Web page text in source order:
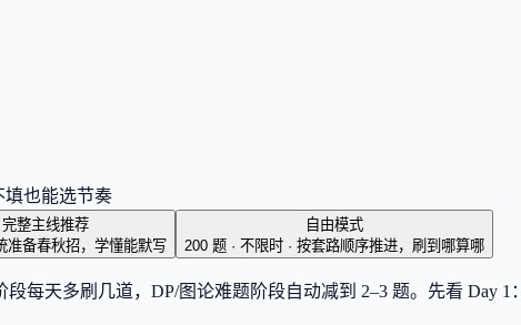
填也能选节奏
完整主线推荐
准备春秋招，学懂能默写
自由模式
200 题 · 不限时 · 按套路顺序推进，刷到哪算哪
每天多刷几道，DP/图论难题阶段自动减到 2–3 题。先看 Day 1：